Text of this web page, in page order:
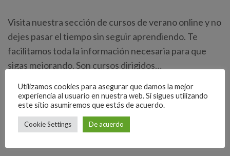
Visita nuestra sección de cursos de verano online y no
dejes pasar el tiempo sin seguir aprendiendo. Te
facilitamos toda la información necesaria para que
sigas mejorando. Son cursos dirigidos…
READ MORE
Utilizamos cookies para asegurar que damos la mejor
experiencia al usuario en nuestra web. Si sigues utilizando
este sitio asumiremos que estás de acuerdo.
Cookie Settings De acuerdo